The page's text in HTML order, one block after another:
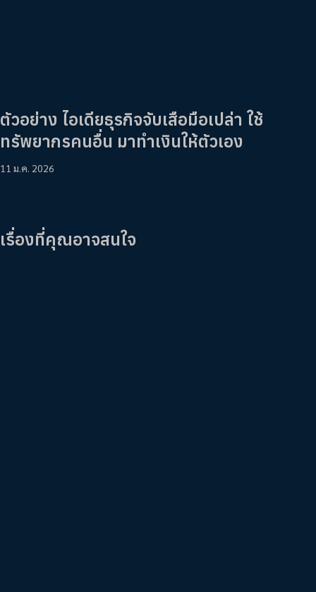
ตัวอย่าง ไอเดียธุรกิจจับเสือมือเปล่า ใช้
ทรัพยากรคนอื่น มาทำเงินให้ตัวเอง
11 ม.ค. 2026
เรื่องที่คุณอาจสนใจ